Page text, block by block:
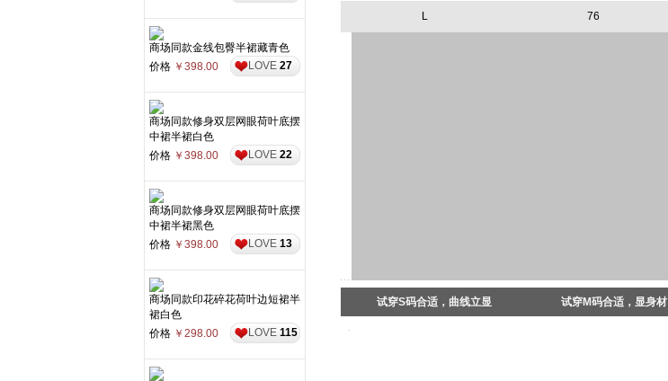
商场同款金线包臀半裙藏青色
价格 ￥398.00 LOVE 27
商场同款修身双层网眼荷叶底摆
中裙半裙白色
价格 ￥398.00 LOVE 22
商场同款修身双层网眼荷叶底摆
中裙半裙黑色
价格 ￥398.00 LOVE 13
商场同款印花碎花荷叶边短裙半
裙白色
价格 ￥298.00 LOVE 115
L 76
试穿S码合适，曲线立显 试穿M码合适，显身材